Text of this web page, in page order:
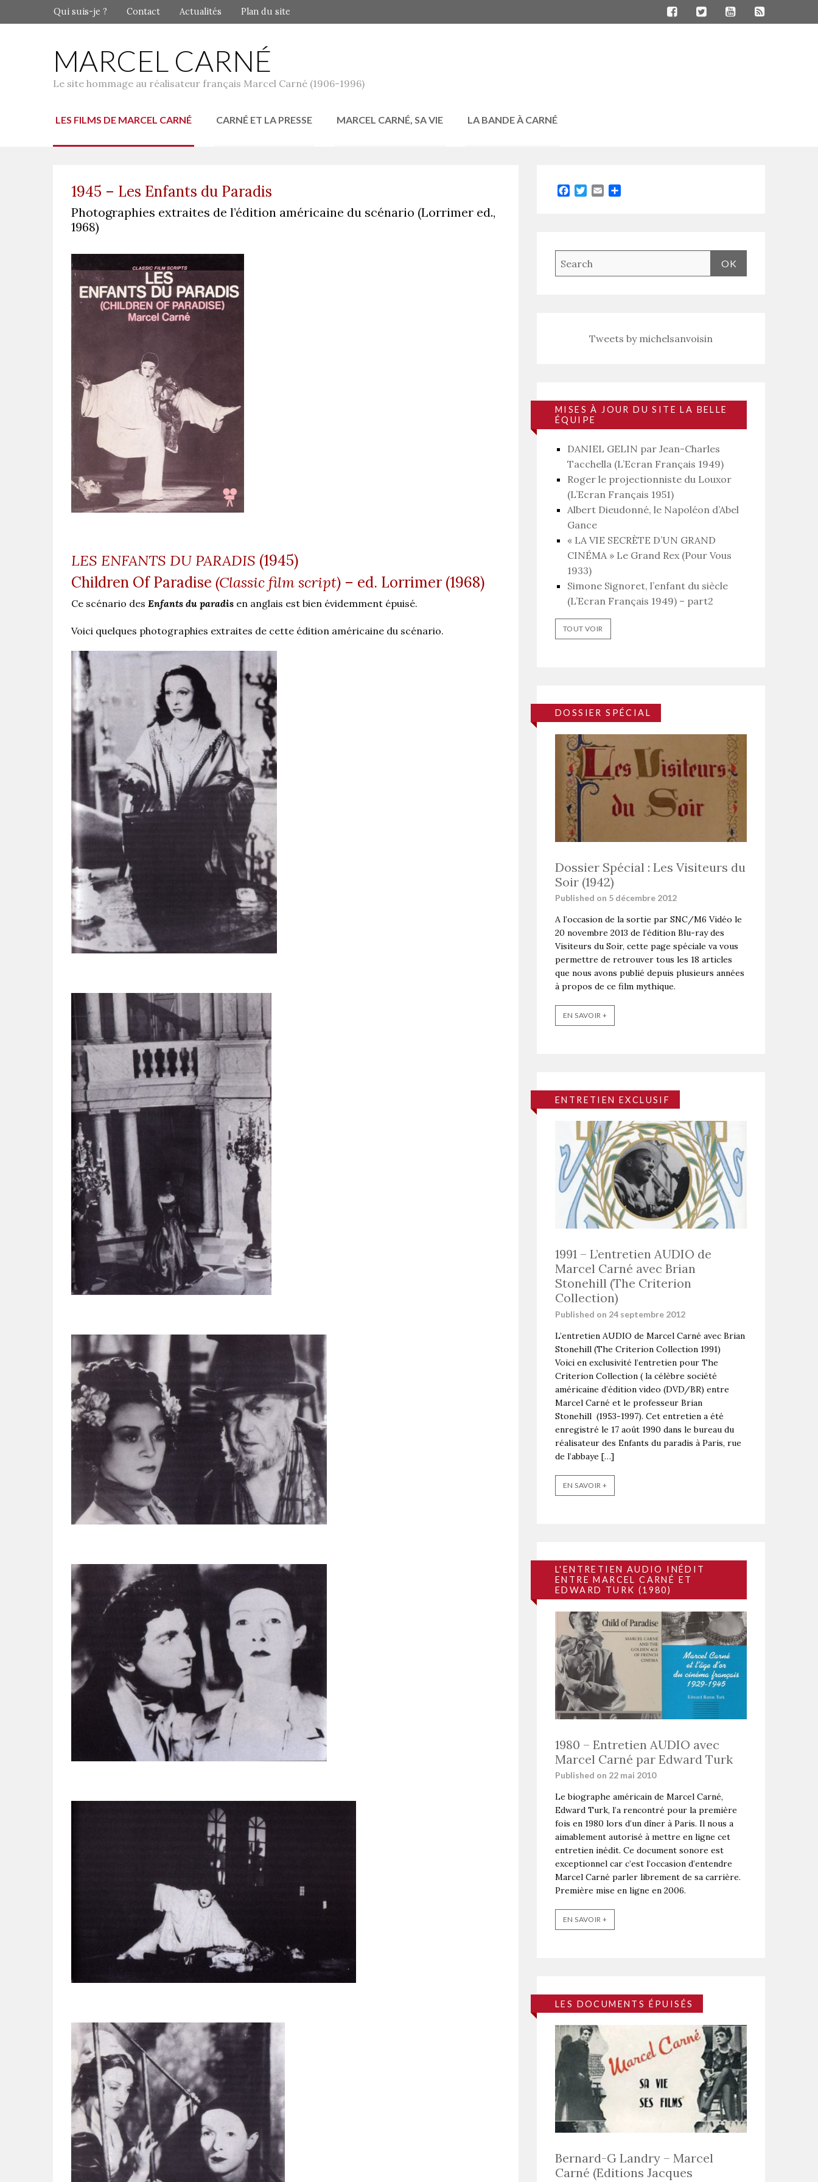
Qui suis-je ? Contact Actualités Plan du site
MARCEL CARNÉ
Le site hommage au réalisateur français Marcel Carné (1906-1996)
LES FILMS DE MARCEL CARNÉ CARNÉ ET LA PRESSE MARCEL CARNÉ, SA VIE LA BANDE À CARNÉ
1945 – Les Enfants du Paradis
Photographies extraites de l’édition américaine du scénario (Lorrimer ed.,
1968)
LES ENFANTS DU PARADIS (1945)
Children Of Paradise (Classic film script) – ed. Lorrimer (1968)
Ce scénario des Enfants du paradis en anglais est bien évidemment épuisé.
Voici quelques photographies extraites de cette édition américaine du scénario.
Facebook
Twitter
Email
Tweets by michelsanvoisin
MISES À JOUR DU SITE LA BELLE
ÉQUIPE
DANIEL GELIN par Jean-Charles
Tacchella (L’Ecran Français 1949)
Roger le projectionniste du Louxor
(L’Ecran Français 1951)
Albert Dieudonné, le Napoléon d’Abel
Gance
« LA VIE SECRÈTE D’UN GRAND
CINÉMA » Le Grand Rex (Pour Vous
1933)
Simone Signoret, l’enfant du siècle
(L’Ecran Français 1949) – part2
TOUT VOIR
DOSSIER SPÉCIAL
Dossier Spécial : Les Visiteurs du
Soir (1942)
Published on 5 décembre 2012
A l’occasion de la sortie par SNC/M6 Vidéo le
20 novembre 2013 de l’édition Blu-ray des
Visiteurs du Soir, cette page spéciale va vous
permettre de retrouver tous les 18 articles
que nous avons publié depuis plusieurs années
à propos de ce film mythique.
EN SAVOIR +
ENTRETIEN EXCLUSIF
1991 – L’entretien AUDIO de
Marcel Carné avec Brian
Stonehill (The Criterion
Collection)
Published on 24 septembre 2012
L’entretien AUDIO de Marcel Carné avec Brian
Stonehill (The Criterion Collection 1991)
Voici en exclusivité l’entretien pour The
Criterion Collection ( la célèbre société
américaine d’édition video (DVD/BR) entre
Marcel Carné et le professeur Brian
Stonehill (1953-1997). Cet entretien a été
enregistré le 17 août 1990 dans le bureau du
réalisateur des Enfants du paradis à Paris, rue
de l’abbaye […]
EN SAVOIR +
L'ENTRETIEN AUDIO INÉDIT
ENTRE MARCEL CARNÉ ET
EDWARD TURK (1980)
1980 – Entretien AUDIO avec
Marcel Carné par Edward Turk
Published on 22 mai 2010
Le biographe américain de Marcel Carné,
Edward Turk, l’a rencontré pour la première
fois en 1980 lors d’un dîner à Paris. Il nous a
aimablement autorisé à mettre en ligne cet
entretien inédit. Ce document sonore est
exceptionnel car c’est l’occasion d’entendre
Marcel Carné parler librement de sa carrière.
Première mise en ligne en 2006.
EN SAVOIR +
LES DOCUMENTS ÉPUISÉS
Bernard-G Landry – Marcel
Carné (Editions Jacques